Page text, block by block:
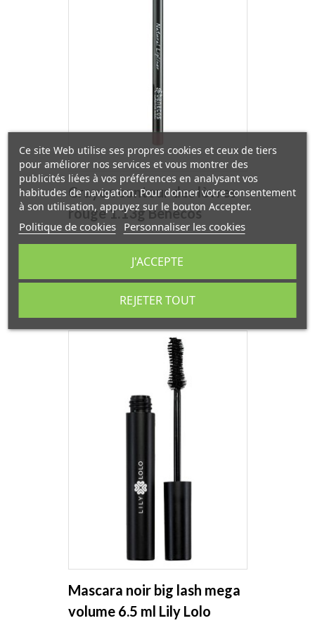
Crayon contour des lèvres
rouge 1.13g Benecos
Mascara noir big lash mega
volume 6.5 ml Lily Lolo
Ce site Web utilise ses propres cookies et ceux de tiers
pour améliorer nos services et vous montrer des
publicités liées à vos préférences en analysant vos
habitudes de navigation. Pour donner votre consentement
à son utilisation, appuyez sur le bouton Accepter.
Politique de cookies Personnaliser les cookies
REJETER TOUT
J'ACCEPTE